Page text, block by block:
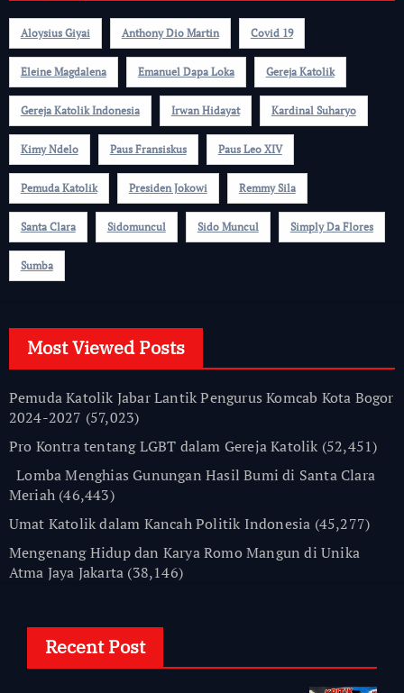
Aloysius Giyai Anthony Dio Martin Covid 19
Eleine Magdalena Emanuel Dapa Loka Gereja Katolik
Gereja Katolik Indonesia Irwan Hidayat Kardinal Suharyo
Kimy Ndelo Paus Fransiskus Paus Leo XIV
Pemuda Katolik Presiden Jokowi Remmy Sila
Santa Clara Sidomuncul Sido Muncul Simply Da Flores
Sumba
Most Viewed Posts
Pemuda Katolik Jabar Lantik Pengurus Komcab Kota Bogor
2024-2027 (57,023)
Pro Kontra tentang LGBT dalam Gereja Katolik (52,451)
Lomba Menghias Gunungan Hasil Bumi di Santa Clara
Meriah (46,443)
Umat Katolik dalam Kancah Politik Indonesia (45,277)
Mengenang Hidup dan Karya Romo Mangun di Unika
Atma Jaya Jakarta (38,146)
Recent Post